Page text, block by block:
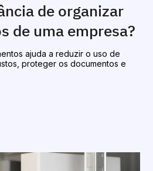
de organizar
de uma empresa?
ajuda a reduzir o uso de
proteger os documentos e